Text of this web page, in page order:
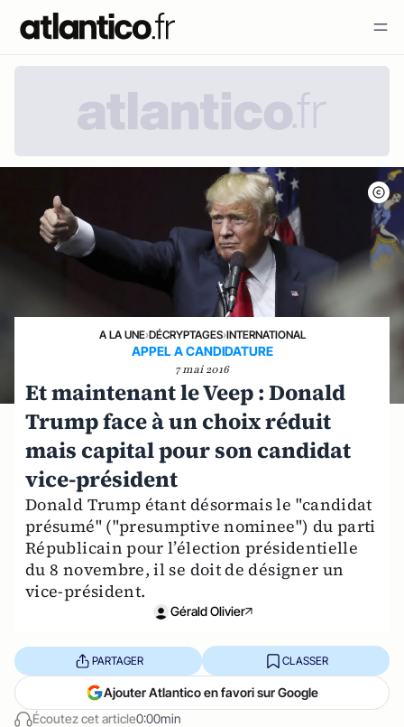
A LA UNE›DÉCRYPTAGES›INTERNATIONAL
APPEL A CANDIDATURE
7 mai 2016
Et maintenant le Veep : Donald
Trump face à un choix réduit
mais capital pour son candidat
vice-président
Donald Trump étant désormais le "candidat
présumé" ("presumptive nominee") du parti
Républicain pour l’élection présidentielle
du 8 novembre, il se doit de désigner un
vice-président.
Gérald Olivier
Écoutez cet article0:00min
PARTAGER CLASSER
Ajouter Atlantico en favori sur Google